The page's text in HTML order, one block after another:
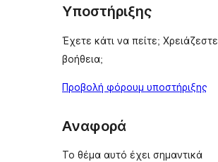
Υποστήριξης
Έχετε κάτι να πείτε; Χρειάζεστε
βοήθεια;
Προβολή φόρουμ υποστήριξης
Αναφορά
Το θέμα αυτό έχει σημαντικά